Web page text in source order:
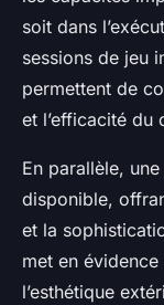
soit dans
sessions de jeu
permettent de
et l’efficacité du
En parallèle, une
disponible,
et la
met en
l’esthétique